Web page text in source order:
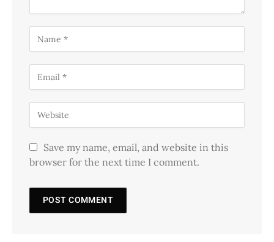
Save my name, email, and website in this
browser for the next time I comment.